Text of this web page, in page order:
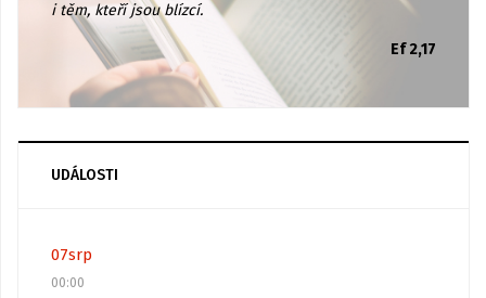
i těm, kteří jsou blízcí.
Ef 2,17
UDÁLOSTI
07srp
00:00